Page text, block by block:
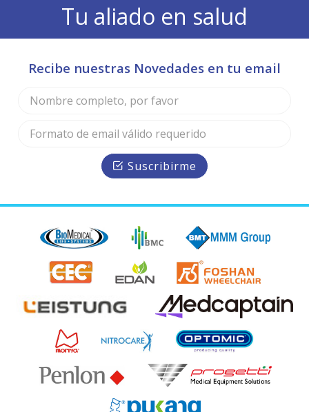
Tu aliado en salud
Recibe nuestras Novedades en tu email
Suscribirme